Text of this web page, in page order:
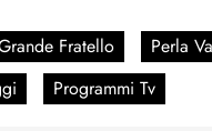
Fratello
Perla
Programmi Tv